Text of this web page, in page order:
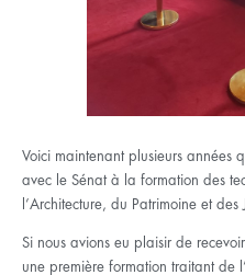
Voici maintenant plusieurs années
avec le Sénat à la formation des
l’Architecture, du Patrimoine et
Si nous avions eu plaisir de
une première formation traitant de